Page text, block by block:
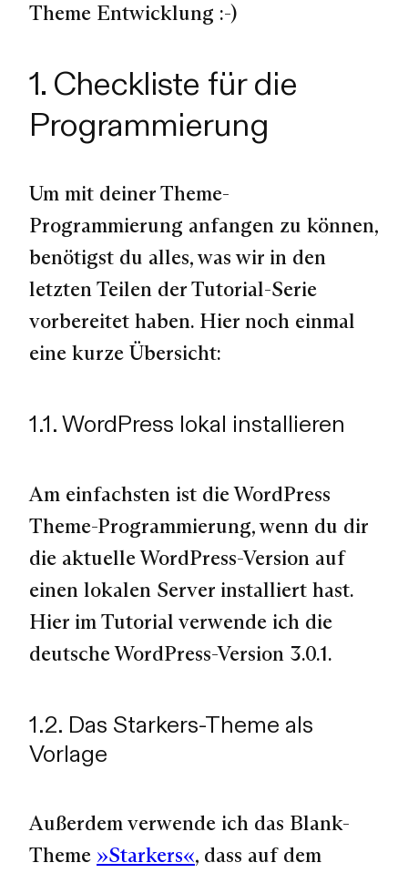
Theme Entwicklung :-)
1. Checkliste für die
Programmierung
Um mit deiner Theme-
Programmierung anfangen zu können,
benötigst du alles, was wir in den
letzten Teilen der Tutorial-Serie
vorbereitet haben. Hier noch einmal
eine kurze Übersicht:
1.1. WordPress lokal installieren
Am einfachsten ist die WordPress
Theme-Programmierung, wenn du dir
die aktuelle WordPress-Version auf
einen lokalen Server installiert hast.
Hier im Tutorial verwende ich die
deutsche WordPress-Version 3.0.1.
1.2. Das Starkers-Theme als
Vorlage
Außerdem verwende ich das Blank-
Theme »Starkers«, dass auf dem